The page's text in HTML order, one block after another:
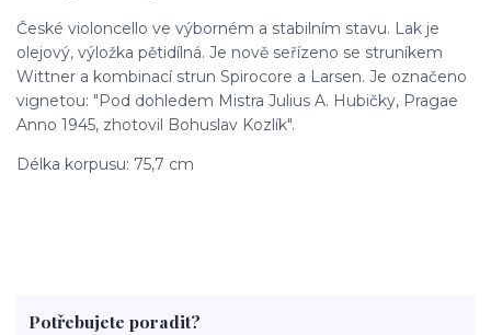
České violoncello ve výborném a stabilním stavu. Lak je
olejový, výložka pětidílná. Je nově seřízeno se struníkem
Wittner a kombinací strun Spirocore a Larsen. Je označeno
vignetou: "Pod dohledem Mistra Julius A. Hubičky, Pragae
Anno 1945, zhotovil Bohuslav Kozlík".
Délka korpusu: 75,7 cm
Potřebujete poradit?